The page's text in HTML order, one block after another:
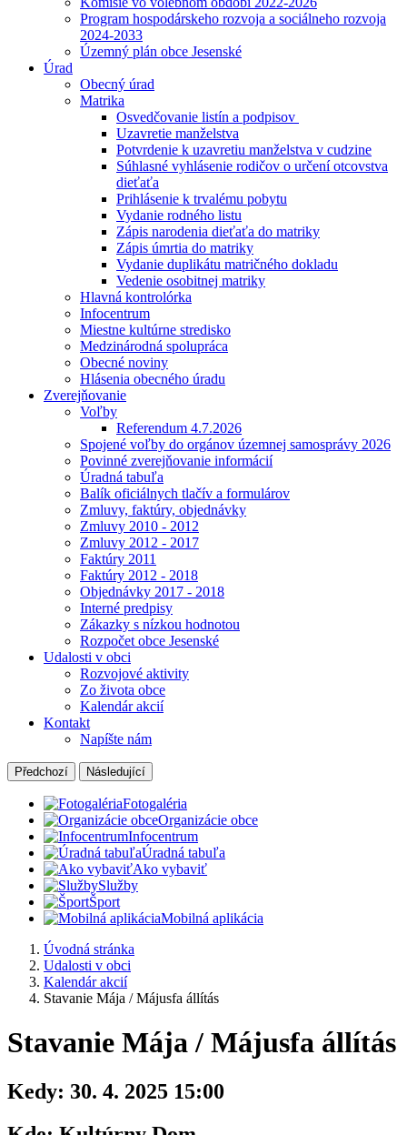
Program hospodárskeho rozvoja a sociálneho rozvoja
2024-2033
Územný plán obce Jesenské
Úrad
Obecný úrad
Matrika
Osvedčovanie listín a podpisov
Uzavretie manželstva
Potvrdenie k uzavretiu manželstva v cudzine
Súhlasné vyhlásenie rodičov o určení otcovstva
dieťaťa
Prihlásenie k trvalému pobytu
Vydanie rodného listu
Zápis narodenia dieťaťa do matriky
Zápis úmrtia do matriky
Vydanie duplikátu matričného dokladu
Vedenie osobitnej matriky
Hlavná kontrolórka
Infocentrum
Miestne kultúrne stredisko
Medzinárodná spolupráca
Obecné noviny
Hlásenia obecného úradu
Zverejňovanie
Voľby
Referendum 4.7.2026
Spojené voľby do orgánov územnej samosprávy 2026
Povinné zverejňovanie informácií
Úradná tabuľa
Balík oficiálnych tlačív a formulárov
Zmluvy, faktúry, objednávky
Zmluvy 2010 - 2012
Zmluvy 2012 - 2017
Faktúry 2011
Faktúry 2012 - 2018
Objednávky 2017 - 2018
Interné predpisy
Zákazky s nízkou hodnotou
Rozpočet obce Jesenské
Udalosti v obci
Rozvojové aktivity
Zo života obce
Kalendár akcií
Kontakt
Napíšte nám
Předchozí Následující
Fotogaléria
Organizácie obce
Infocentrum
Úradná tabuľa
Ako vybaviť
Služby
Šport
Mobilná aplikácia
Úvodná stránka
Udalosti v obci
Kalendár akcií
Stavanie Mája / Májusfa állítás
Stavanie Mája / Májusfa állítás
Kedy: 30. 4. 2025 15:00